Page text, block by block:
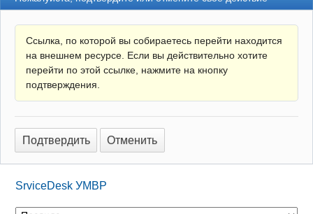
Вход
ИТ-Блог
УМВР
$1U
Ссылка, по которой вы собираетесь перейти находится
на внешнем ресурсе. Если вы действительно хотите
перейти по этой ссылке, нажмите на кнопку
подтверждения.
SrviceDesk УМВР